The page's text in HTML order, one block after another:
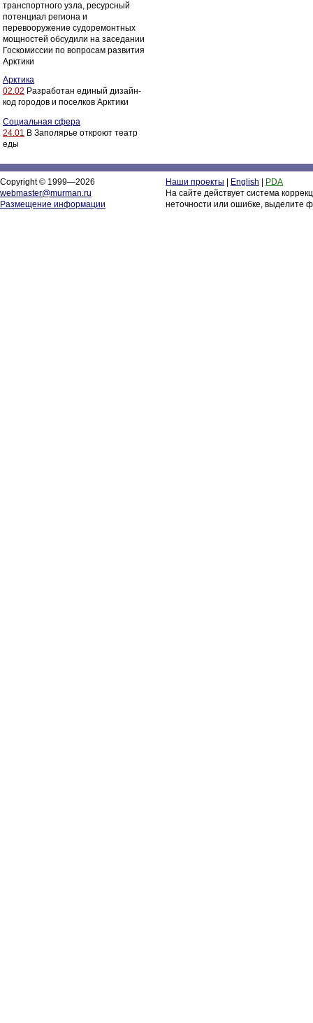
транспортного узла, ресурсный
потенциал региона и
перевооружение судоремонтных
мощностей обсудили на заседании
Госкомиссии по вопросам развития
Арктики
Арктика
02.02 Разработан единый дизайн-
код городов и поселков Арктики
Социальная сфера
24.01 В Заполярье откроют театр
еды
Copyright © 1999—2026
webmaster@murman.ru
Размещение информации
Наши проекты English
PDA
На сайте действует система
неточности или ошибке, выделите